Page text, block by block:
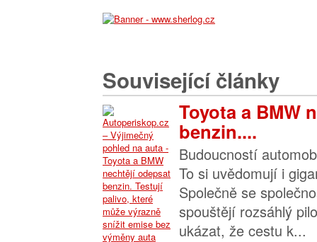
Související články
Toyota a BMW
benzin....
Budoucností
To si uvědomují i
Společně se
spouštějí rozsáhlý
ukázat, že cestu k...